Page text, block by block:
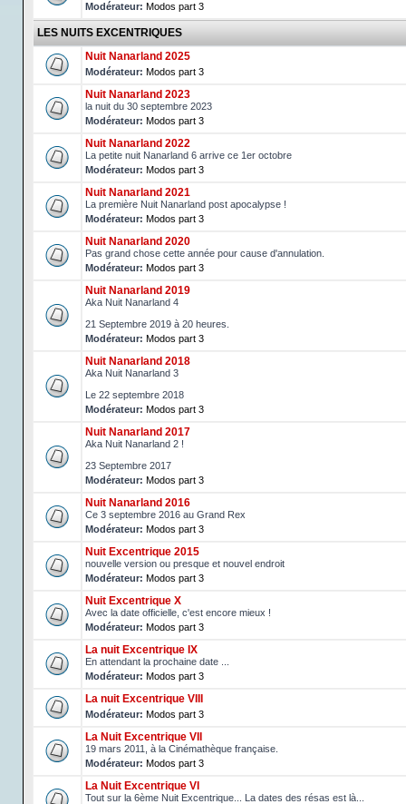
Modérateur: Modos part 3
LES NUITS EXCENTRIQUES
Nuit Nanarland 2025
Modérateur: Modos part 3
Nuit Nanarland 2023
la nuit du 30 septembre 2023
Modérateur: Modos part 3
Nuit Nanarland 2022
La petite nuit Nanarland 6 arrive ce 1er octobre
Modérateur: Modos part 3
Nuit Nanarland 2021
La première Nuit Nanarland post apocalypse !
Modérateur: Modos part 3
Nuit Nanarland 2020
Pas grand chose cette année pour cause d'annulation.
Modérateur: Modos part 3
Nuit Nanarland 2019
Aka Nuit Nanarland 4
21 Septembre 2019 à 20 heures.
Modérateur: Modos part 3
Nuit Nanarland 2018
Aka Nuit Nanarland 3
Le 22 septembre 2018
Modérateur: Modos part 3
Nuit Nanarland 2017
Aka Nuit Nanarland 2 !
23 Septembre 2017
Modérateur: Modos part 3
Nuit Nanarland 2016
Ce 3 septembre 2016 au Grand Rex
Modérateur: Modos part 3
Nuit Excentrique 2015
nouvelle version ou presque et nouvel endroit
Modérateur: Modos part 3
Nuit Excentrique X
Avec la date officielle, c'est encore mieux !
Modérateur: Modos part 3
La nuit Excentrique IX
En attendant la prochaine date ...
Modérateur: Modos part 3
La nuit Excentrique VIII
Modérateur: Modos part 3
La Nuit Excentrique VII
19 mars 2011, à la Cinémathèque française.
Modérateur: Modos part 3
La Nuit Excentrique VI
Tout sur la 6ème Nuit Excentrique... La dates des résas est là...